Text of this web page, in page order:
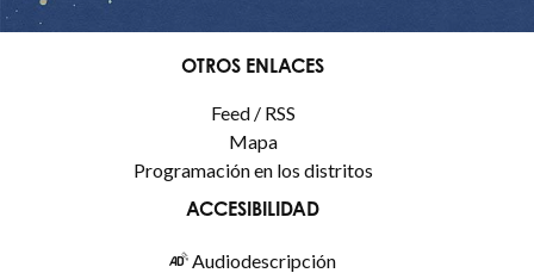
OTROS ENLACES
Feed / RSS
Mapa
Programación en los distritos
ACCESIBILIDAD
Audiodescripción